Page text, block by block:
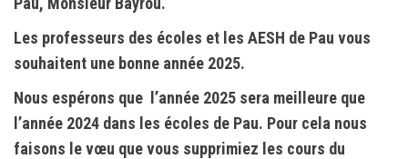
Les professeurs des écoles et les AESH de Pau vous
souhaitent une bonne année 2025.
Nous espérons que l’année 2025 sera meilleure que
l’année 2024 dans les écoles de Pau. Pour cela nous
faisons le vœu que vous supprimiez les cours du